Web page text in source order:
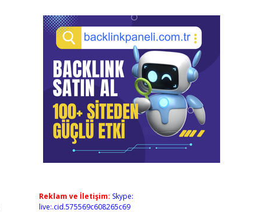
Reklam ve İletişim: Skype:
live:.cid.575569c608265c69